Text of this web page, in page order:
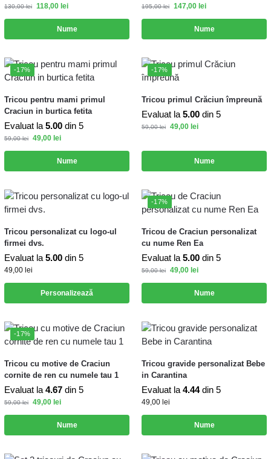
130,00lei 118,00 lei
Nume
195,00lei 147,00 lei
Nume
-17%
Tricou pentru mami primul
Craciun in burtica fetita
Evaluat la 5.00 din 5
59,00lei 49,00 lei
Nume
-17%
Tricou primul Crăciun împreună
Evaluat la 5.00 din 5
59,00lei 49,00 lei
Nume
Tricou personalizat cu logo-ul
firmei dvs.
Evaluat la 5.00 din 5
49,00 lei
Personalizează
-17%
Tricou de Craciun personalizat
cu nume Ren Ea
Evaluat la 5.00 din 5
59,00lei 49,00 lei
Nume
-17%
Tricou cu motive de Craciun
cornite de ren cu numele tau 1
Evaluat la 4.67 din 5
59,00lei 49,00 lei
Nume
Tricou gravide personalizat Bebe
in Carantina
Evaluat la 4.44din 5
49,00 lei
Nume